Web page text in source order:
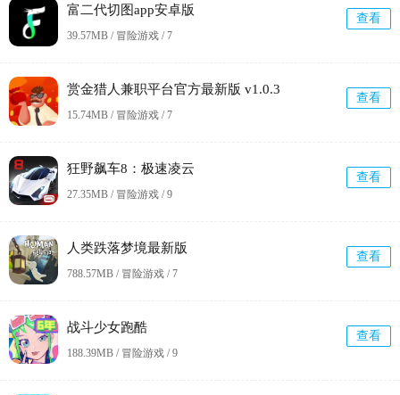
富二代切图app安卓版
39.57MB / 冒险游戏 /7
查看
赏金猎人兼职平台官方最新版 v1.0.3
15.74MB / 冒险游戏 /7
查看
狂野飙车8：极速凌云
27.35MB / 冒险游戏 /9
查看
人类跌落梦境最新版
788.57MB / 冒险游戏 /7
查看
战斗少女跑酷
188.39MB / 冒险游戏 /9
查看